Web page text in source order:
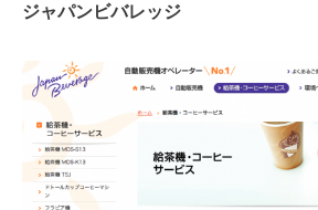
ジャパンビバレッジ